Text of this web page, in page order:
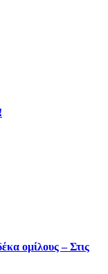
ομίλους – Στις